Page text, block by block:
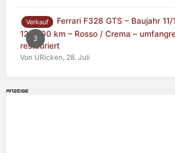
3
Verkauf
Ferrari F328 GTS – Baujahr 11/
125.000 km – Rosso / Crema –
restauriert
Von URicken, 28. Juli